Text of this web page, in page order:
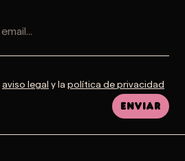
aviso legal y la política de privacidad
Enviar